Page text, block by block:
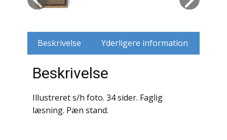
Krige / Slag
Beskrivelse Yderligere information
Beskrivelse
Illustreret s/h foto. 34 sider. Faglig
læsning. Pæn stand.